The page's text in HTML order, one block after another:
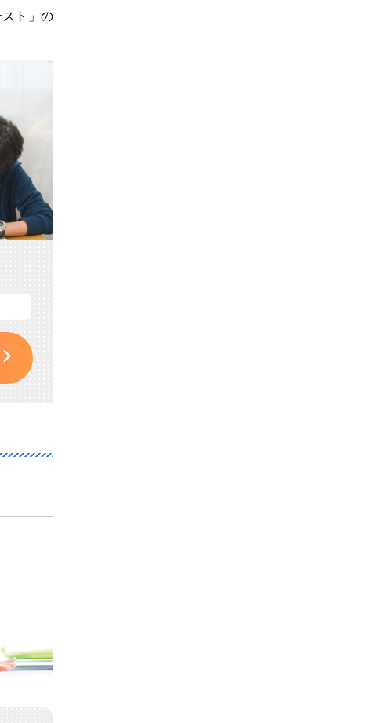
ト 」の